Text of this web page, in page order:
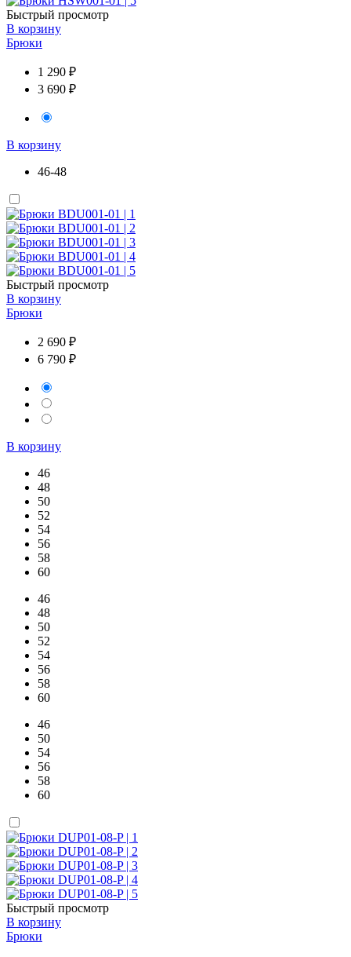
Быстрый просмотр
В корзину
Брюки
1 290 ₽
3 690 ₽
В корзину
46-48
Быстрый просмотр
В корзину
Брюки
2 690 ₽
6 790 ₽
В корзину
46
48
50
52
54
56
58
60
46
48
50
52
54
56
58
60
46
50
54
56
58
60
Быстрый просмотр
В корзину
Брюки